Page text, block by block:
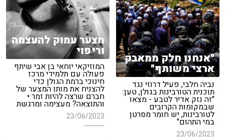
מצער עמוק להעצמה
וריפוי
המוזיקאי יוחאי בן אבי שיתף
פעולה עם תלמידי מרכז
חינוכי ברמת הגולן כדי
להצניח את מותו המצער של
חברם שרצה להיות זמר •
והתוצאה? מעצימה ומרגשת
23/06/2023
"אנחנו חלק ממאבק
ארצי משותף"
נביה חלבי, פעיל דרוזי נגד
תוכנית הטורבינות בגולן, טען:
"זה נזק אדיר לטבע - מצאו
שבמקומות הקרובים
לטורבינות, יש חומר מסרטן
במי התהום"
23/06/2023